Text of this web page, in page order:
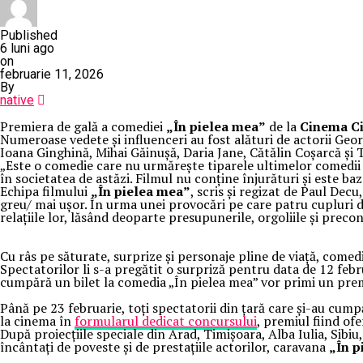
Published
6 luni ago
on
februarie 11, 2026
By
native
Premiera de gală a comediei „În pielea mea” de la Cinema
Numeroase vedete și influenceri au fost alături de actorii
Ioana Ginghină, Mihai Găinușă, Daria Jane, Cătălin Coșarcă
„Este o comedie care nu urmărește tiparele ultimelor
în societatea de astăzi. Filmul nu conține înjurături și este
Echipa filmului „În pielea mea”, scris și regizat de Paul
greu/ mai ușor. În urma unei provocări pe care patru cupluri
relațiile lor, lăsând deoparte presupunerile, orgoliile și
Cu râs pe săturate, surprize și personaje pline de viață,
Spectatorilor li s-a pregătit o surpriză pentru data de 12
cumpără un bilet la comedia „În pielea mea” vor primi un
Până pe 23 februarie, toți spectatorii din țară care și-au
la cinema înformularul dedicat concursului, premiul fiind
După proiecțiile speciale din Arad, Timișoara, Alba Iulia,
încântați de poveste și de prestațiile actorilor, caravana „În